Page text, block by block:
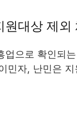
원대상 제외
으로 확인되는
자, 난민은